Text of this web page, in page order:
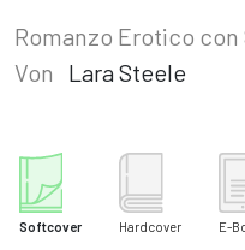
Romanzo Erotico
Von
Lara Steele
Softcover Hardcover E-